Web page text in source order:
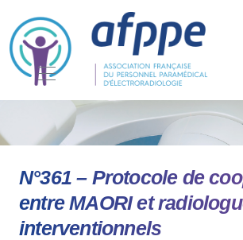
N°361 – Protocole de
entre MAORI et
interventionnels